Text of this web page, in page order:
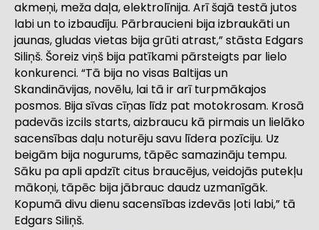
akmeņi, meža daļa, elektrolīnija. Arī šajā testā jutos
labi un to izbaudīju. Pārbraucieni bija izbraukāti un
jaunas, gludas vietas bija grūti atrast,” stāsta Edgars
Siliņš. Šoreiz viņš bija patīkami pārsteigts par lielo
konkurenci. “Tā bija no visas Baltijas un
Skandināvijas, novēlu, lai tā ir arī turpmākajos
posmos. Bija sīvas cīņas līdz pat motokrosam. Krosā
padevās izcils starts, aizbraucu kā pirmais un lielāko
sacensības daļu noturēju savu līdera pozīciju. Uz
beigām bija nogurums, tāpēc samazināju tempu.
Sāku pa apli apdzīt citus braucējus, veidojās putekļu
mākoņi, tāpēc bija jābrauc daudz uzmanīgāk.
Kopumā divu dienu sacensības izdevās ļoti labi,” tā
Edgars Siliņš.